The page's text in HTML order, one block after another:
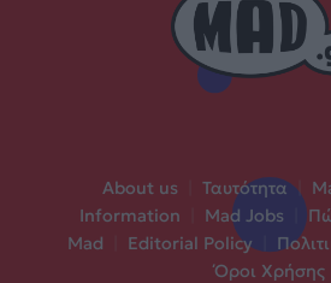
About us Ταυτότητα |
Information
Mad Jobs
Mad
Editorial Policy
Όροι Χρήσης